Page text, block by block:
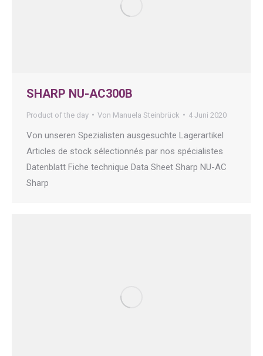
SHARP NU-AC300B
Product of the day Von Manuela Steinbrück 4 Juni 2020
Von unseren Spezialisten ausgesuchte Lagerartikel
Articles de stock sélectionnés par nos spécialistes
Datenblatt Fiche technique Data Sheet Sharp NU-AC
Sharp